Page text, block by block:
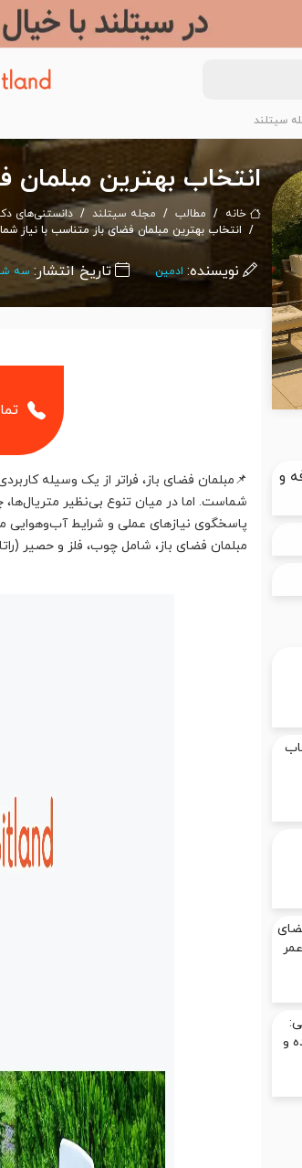
سیتلند
انتخاب بهترین مبلمان
خانه مطالب مجله سیتلند
دانستنی‌های
انتخاب بهترین مبلمان فضای باز متناسب با نیاز
نویسنده: ادمین تاریخ انتشار: سه شنبه ۱۷
و
و
📌مبلمان فضای باز، فراتر از یک وسیله
شماست. اما در میان تنوع بی‌نظیر
پاسخگوی نیازهای عملی و شرایط آب‌وهوایی
مبلمان فضای باز، شامل چوب، فلز و حصیر